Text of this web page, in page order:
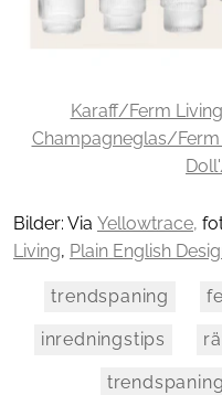
Karaff/Ferm Living
Champagneglas/Ferm
Bilder: Via Yellowtrace,
Living, Plain English
trendspaning
inredningstips
trendspaning